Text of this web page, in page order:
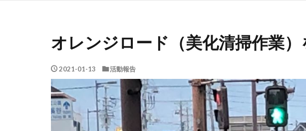
オレンジロード（美化清掃作業）
2021-01-13 活動報告